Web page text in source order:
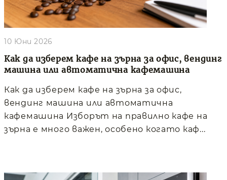
Как да изберем кафе на зърна за офис, вендинг
машина или автоматична кафемашина
10 Юни 2026
Как да изберем кафе на зърна за офис,
вендинг машина или автоматична
кафемашина Изборът на правилно кафе на
зърна е много важен, особено когато каф...